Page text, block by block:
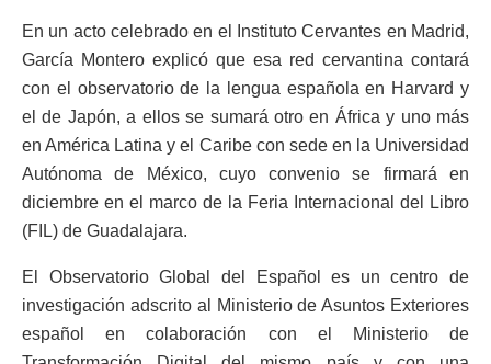
En un acto celebrado en el Instituto Cervantes en Madrid,
García Montero explicó que esa red cervantina contará
con el observatorio de la lengua española en Harvard y
el de Japón, a ellos se sumará otro en África y uno más
en América Latina y el Caribe con sede en la Universidad
Autónoma de México, cuyo convenio se firmará en
diciembre en el marco de la Feria Internacional del Libro
(FIL) de Guadalajara.
El Observatorio Global del Español es un centro de
investigación adscrito al Ministerio de Asuntos Exteriores
español en colaboración con el Ministerio de